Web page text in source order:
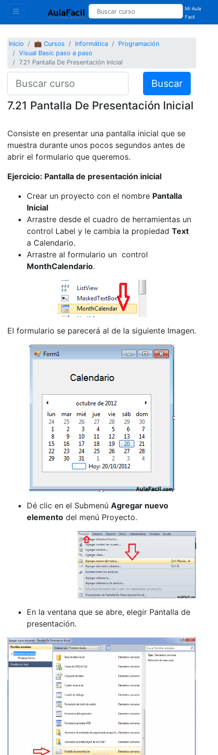
Mi Aula
Facil
Inicio 💼 Cursos Informática
Programación
Visual Basic paso a paso
7.21 Pantalla De Presentación Inicial
Buscar
7.21 Pantalla De Presentación Inicial
Consiste en presentar una pantalla inicial que se
muestra durante unos pocos segundos antes de
abrir el formulario que queremos.
Ejercicio: Pantalla de presentación inicial
Crear un proyecto con el nombre Pantalla
Inicial
Arrastre desde el cuadro de herramientas un
control Label y le cambia la propiedad Text
a Calendario.
Arrastre al formulario un control
MonthCalendario.
El formulario se parecerá al de la siguiente Imagen.
Dé clic en el Submenú Agregar nuevo
elemento del menú Proyecto.
En la ventana que se abre, elegir Pantalla de
presentación.